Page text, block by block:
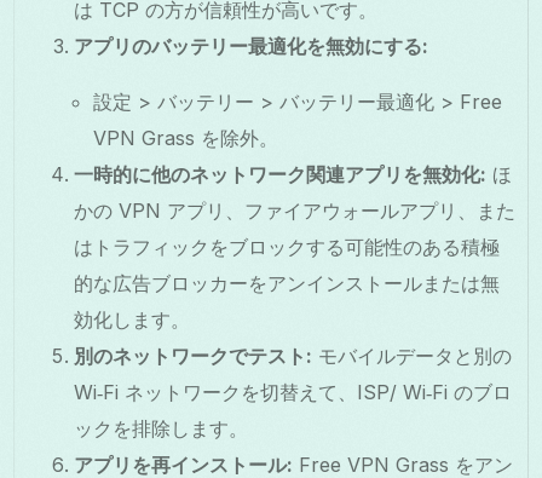
は TCP の方が信頼性が高いです。
アプリのバッテリー最適化を無効にする:
設定 > バッテリー > バッテリー最適化 > Free
VPN Grass を除外。
一時的に他のネットワーク関連アプリを無効化: ほ
かの VPN アプリ、ファイアウォールアプリ、また
はトラフィックをブロックする可能性のある積極
的な広告ブロッカーをアンインストールまたは無
効化します。
別のネットワークでテスト: モバイルデータと別の
Wi‑Fi ネットワークを切替えて、ISP/ Wi‑Fi のブロ
ックを排除します。
アプリを再インストール: Free VPN Grass をアン